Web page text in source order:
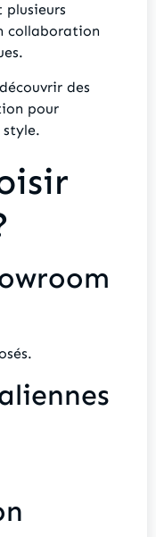
collaboration
des
pour